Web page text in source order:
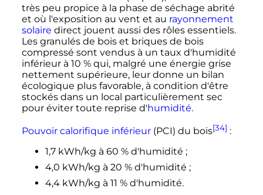
très peu propice à la phase de séchage abrité
et où l'exposition au vent et au rayonnement
solaire direct jouent aussi des rôles essentiels.
Les granulés de bois et briques de bois
compressé sont vendus à un taux d'humidité
inférieur à 10 % qui, malgré une énergie grise
nettement supérieure, leur donne un bilan
écologique plus favorable, à condition d'être
stockés dans un local particulièrement sec
pour éviter toute reprise d'humidité.
Pouvoir calorifique inférieur(PCI) du bois[34] :
1,7 kWh/kg à 60 % d'humidité ;
4,0 kWh/kg à 20 % d'humidité ;
4,4 kWh/kg à 11 % d'humidité.